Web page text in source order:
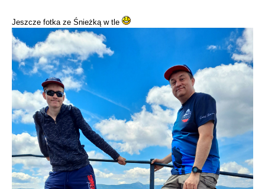
Jeszcze fotka ze Śnieżką w tle